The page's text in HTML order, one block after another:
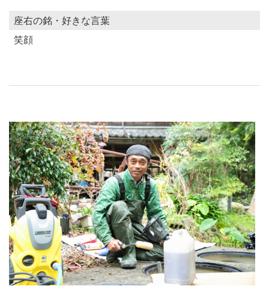
座右の銘・好きな言葉
笑顔